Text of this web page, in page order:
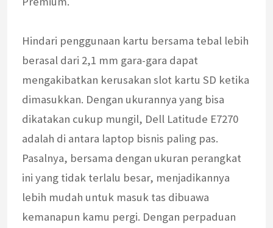
Hindari penggunaan kartu bersama tebal lebih
berasal dari 2,1 mm gara-gara dapat
mengakibatkan kerusakan slot kartu SD ketika
dimasukkan. Dengan ukurannya yang bisa
dikatakan cukup mungil, Dell Latitude E7270
adalah di antara laptop bisnis paling pas.
Pasalnya, bersama dengan ukuran perangkat
ini yang tidak terlalu besar, menjadikannya
lebih mudah untuk masuk tas dibuawa
kemanapun kamu pergi. Dengan perpaduan